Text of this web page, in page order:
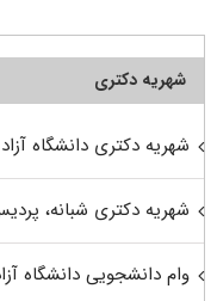
شهریه دکتری
شهریه دکتری دانشگاه آزاد
شهریه دکتری شبانه،
وام دانشجویی دانشگاه